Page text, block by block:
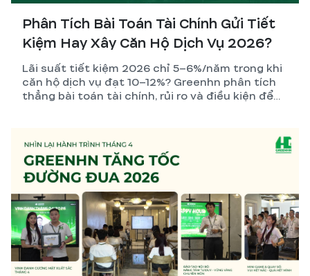
Phân Tích Bài Toán Tài Chính Gửi Tiết
Kiệm Hay Xây Căn Hộ Dịch Vụ 2026?
Lãi suất tiết kiệm 2026 chỉ 5–6%/năm trong khi
căn hộ dịch vụ đạt 10–12%? Greenhn phân tích
thẳng bài toán tài chính, rủi ro và điều kiện để